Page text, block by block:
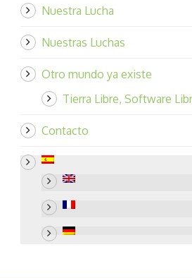
Nuestra Lucha
Nuestras Luchas
Otro mundo ya existe
Tierra Libre, Software
Contacto